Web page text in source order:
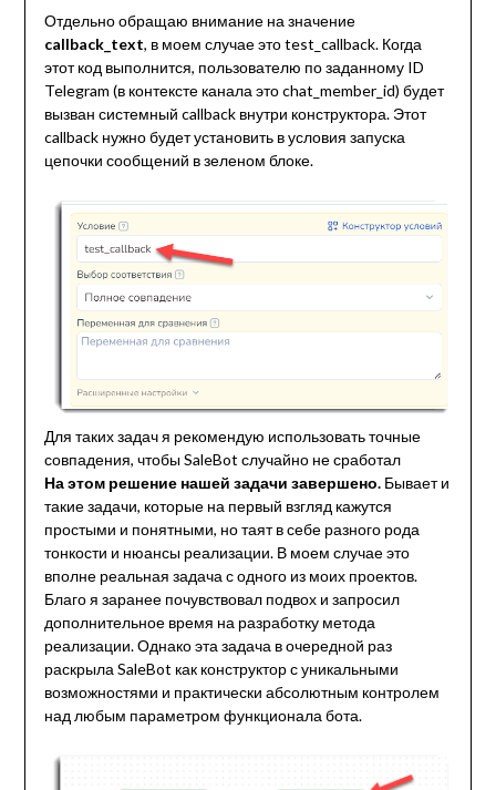
Отдельно обращаю внимание на значение
callback_text, в моем случае это test_callback. Когда
этот код выполнится, пользователю по заданному ID
Telegram (в контексте канала это chat_member_id) будет
вызван системный callback внутри конструктора. Этот
callback нужно будет установить в условия запуска
цепочки сообщений в зеленом блоке.
Для таких задач я рекомендую использовать точные
совпадения, чтобы SaleBot случайно не сработал
На этом решение нашей задачи завершено.Бывает и
такие задачи, которые на первый взгляд кажутся
простыми и понятными, но таят в себе разного рода
тонкости и нюансы реализации. В моем случае это
вполне реальная задача с одного из моих проектов.
Благо я заранее почувствовал подвох и запросил
дополнительное время на разработку метода
реализации. Однако эта задача в очередной раз
раскрыла SaleBot как конструктор с уникальными
возможностями и практически абсолютным контролем
над любым параметром функционала бота.